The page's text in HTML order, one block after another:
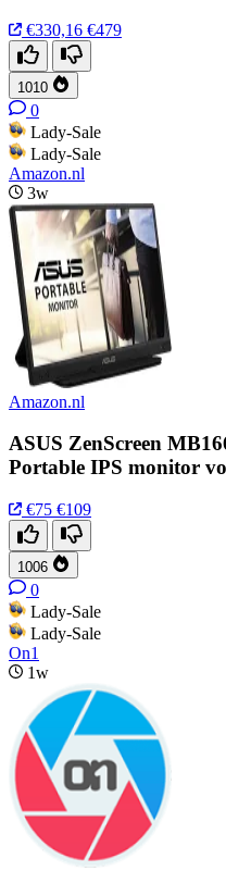
€330,16 €479
1010
0
Lady-Sale
Lady-Sale
Amazon.nl
3w
Amazon.nl
ASUS ZenScreen
Portable IPS monitor
€75 €109
1006
0
Lady-Sale
Lady-Sale
On1
1w